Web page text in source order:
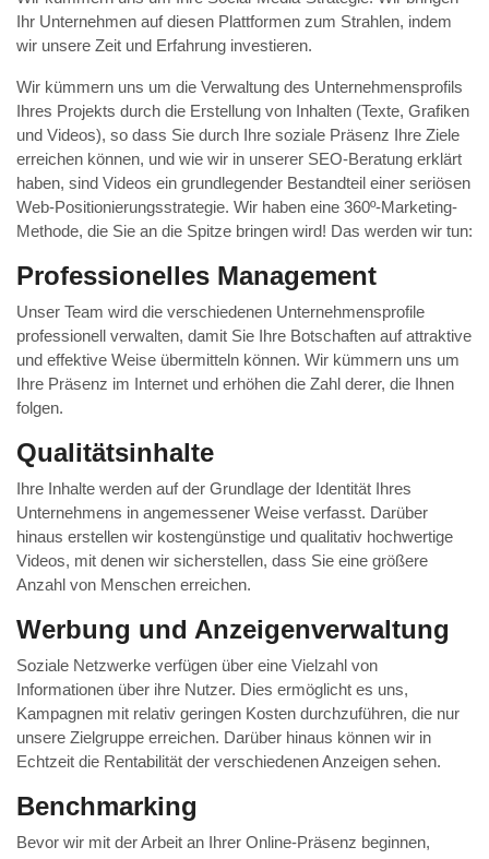
Ihr Unternehmen auf diesen Plattformen zum Strahlen, indem
wir unsere Zeit und Erfahrung investieren.
Wir kümmern uns um die Verwaltung des Unternehmensprofils
Ihres Projekts durch die Erstellung von Inhalten (Texte, Grafiken
und Videos), so dass Sie durch Ihre soziale Präsenz Ihre Ziele
erreichen können, und wie wir in unserer SEO-Beratung erklärt
haben, sind Videos ein grundlegender Bestandteil einer seriösen
Web-Positionierungsstrategie. Wir haben eine 360º-Marketing-
Methode, die Sie an die Spitze bringen wird! Das werden wir tun:
Professionelles Management
Unser Team wird die verschiedenen Unternehmensprofile
professionell verwalten, damit Sie Ihre Botschaften auf attraktive
und effektive Weise übermitteln können. Wir kümmern uns um
Ihre Präsenz im Internet und erhöhen die Zahl derer, die Ihnen
folgen.
Qualitätsinhalte
Ihre Inhalte werden auf der Grundlage der Identität Ihres
Unternehmens in angemessener Weise verfasst. Darüber
hinaus erstellen wir kostengünstige und qualitativ hochwertige
Videos, mit denen wir sicherstellen, dass Sie eine größere
Anzahl von Menschen erreichen.
Werbung und Anzeigenverwaltung
Soziale Netzwerke verfügen über eine Vielzahl von
Informationen über ihre Nutzer. Dies ermöglicht es uns,
Kampagnen mit relativ geringen Kosten durchzuführen, die nur
unsere Zielgruppe erreichen. Darüber hinaus können wir in
Echtzeit die Rentabilität der verschiedenen Anzeigen sehen.
Benchmarking
Bevor wir mit der Arbeit an Ihrer Online-Präsenz beginnen,